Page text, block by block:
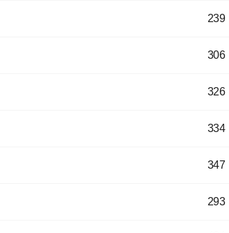
239
306
326
334
347
293